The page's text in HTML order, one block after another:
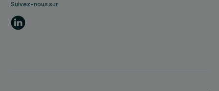
Suivez-nous sur
LinkedIn